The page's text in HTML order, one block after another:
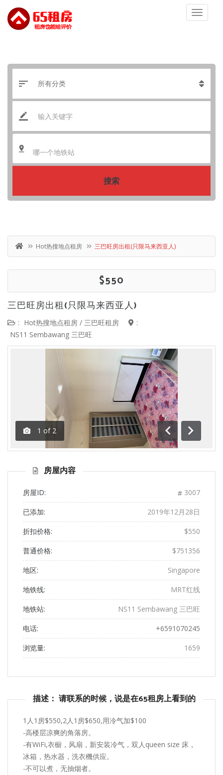
哪一个地铁站
搜索
Hot热搜地点租房 三巴旺房出租(只限马来西亚人)
$550
三巴旺房出租(只限马来西亚人)
: Hot热搜地点租房 / 三巴旺租房
:
NS11 Sembawang 三巴旺
1 of 2
前一
页
下一
页
房屋内容
房屋ID: 3007
已添加: 2019年12月28日
折扣价格: $550
普通价格: $751356
地区: Singapore
地铁线: MRT红线
地铁站: NS11 Sembawang 三巴旺
电话: +6591070245
浏览量: 1659
描述： 请联系的时候，说是在65租房上看到的
1人1房$550,2人1房$650,用冷气加$100
-高楼层凉爽的角落房。
-有WiFi,衣橱，风扇，新安装冷气，双人queen size 床，
冰箱，热水器，洗衣機供应。
-不可以煮，无抽烟者。